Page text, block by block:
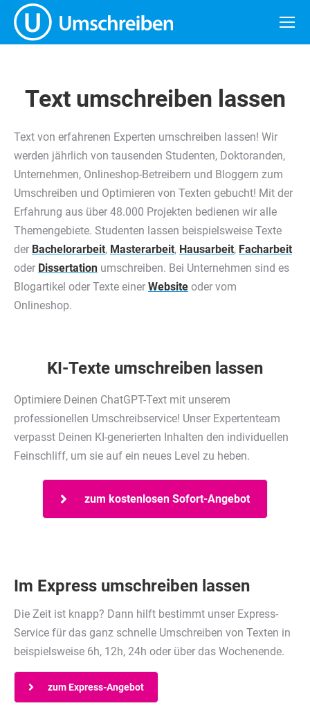
Text umschreiben lassen
Text von erfahrenen Experten umschreiben lassen! Wir
werden jährlich von tausenden Studenten, Doktoranden,
Unternehmen, Onlineshop-Betreibern und Bloggern zum
Umschreiben und Optimieren von Texten gebucht! Mit der
Erfahrung aus über 48.000 Projekten bedienen wir alle
Themengebiete. Studenten lassen beispielsweise Texte
der Bachelorarbeit, Masterarbeit, Hausarbeit, Facharbeit
oder Dissertation umschreiben. Bei Unternehmen sind es
Blogartikel oder Texte einer Website oder vom
Onlineshop.
KI-Texte umschreiben lassen
Optimiere Deinen ChatGPT-Text mit unserem
professionellen Umschreibservice! Unser Expertenteam
verpasst Deinen KI-generierten Inhalten den individuellen
Feinschliff, um sie auf ein neues Level zu heben.
zum kostenlosen Sofort-Angebot
Im Express umschreiben lassen
Die Zeit ist knapp? Dann hilft bestimmt unser Express-
Service für das ganz schnelle Umschreiben von Texten in
beispielsweise 6h, 12h, 24h oder über das Wochenende.
zum Express-Angebot